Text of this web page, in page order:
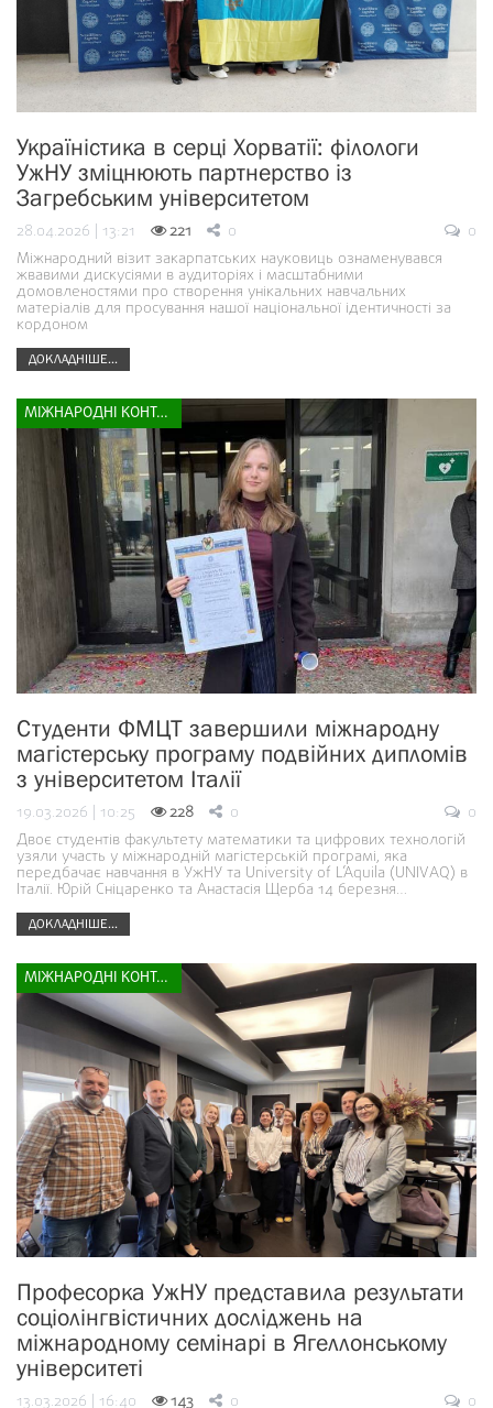
Україністика в серці Хорватії: філологи
УжНУ зміцнюють партнерство із
Загребським університетом
28.04.2026 | 13:21 221 0
0
Міжнародний візит закарпатських науковиць ознаменувався
жвавими дискусіями в аудиторіях і масштабними
домовленостями про створення унікальних навчальних
матеріалів для просування нашої національної ідентичності за
кордоном
ДОКЛАДНІШЕ...
МІЖНАРОДНІ КОНТАКТИ
Студенти ФМЦТ завершили міжнародну
магістерську програму подвійних дипломів
з університетом Італії
19.03.2026 | 10:25 228 0
0
Двоє студентів факультету математики та цифрових технологій
узяли участь у міжнародній магістерській програмі, яка
передбачає навчання в УжНУ та University of L’Aquila (UNIVAQ) в
Італії. Юрій Сніцаренко та Анастасія Щерба 14 березня…
ДОКЛАДНІШЕ...
МІЖНАРОДНІ КОНТАКТИ
Професорка УжНУ представила результати
соціолінгвістичних досліджень на
міжнародному семінарі в Ягеллонському
університеті
13.03.2026 | 16:40 143 0
0